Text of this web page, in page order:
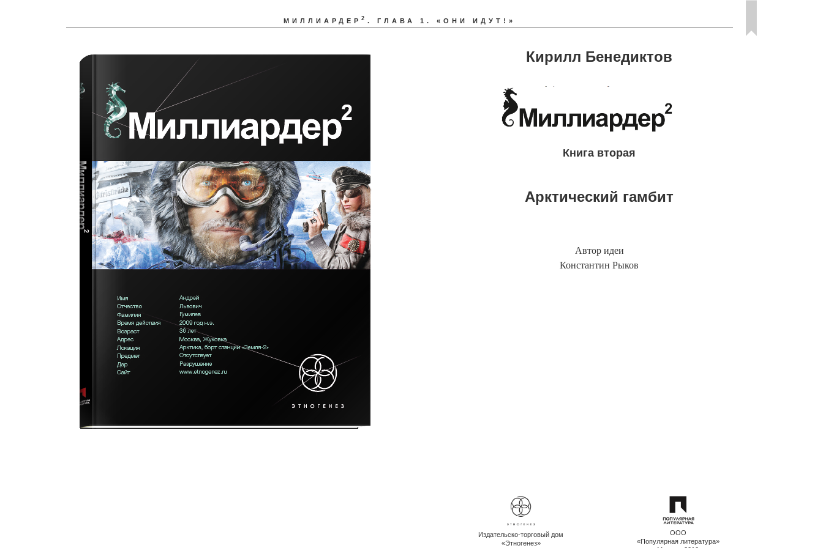
МИЛЛИАРДЕР 2 . ГЛАВА 1. «ОНИ ИДУТ!»
Кирилл Бенедиктов
Книга вторая
Арктический гамбит
Автор идеи
Константин Рыков
Издательско-торговый дом
«Этногенез»
ООО
«Популярная литература»